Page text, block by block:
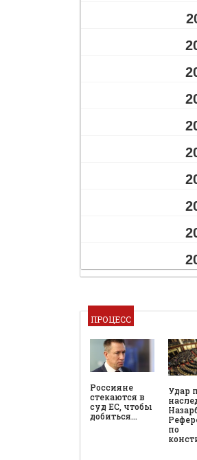
ПРОЦЕСС
Россияне
стекаются в
суд ЕС, чтобы
добиться…
Удар
по